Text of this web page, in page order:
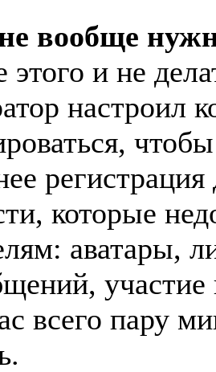
вообще
и не
которые
аватары,
участие
всего пару